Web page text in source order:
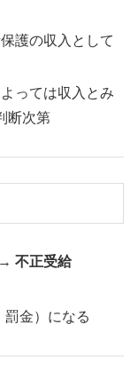
護の収入として
っては収入とみ
断次第
→不正受給
金）になる